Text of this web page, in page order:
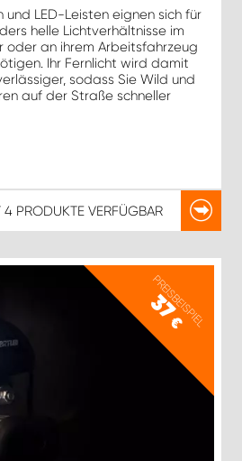
und LED-Leisten eignen sich für
helle Lichtverhältnisse im
oder an ihrem Arbeitsfahrzeug
Ihr Fernlicht wird damit
sodass Sie Wild und
auf der Straße schneller
4 PRODUKTEVERFÜGBAR
PREISBEISPIEL
37
€